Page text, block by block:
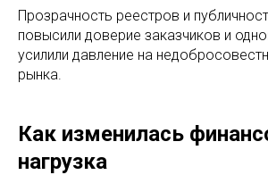
Прозрачность реестров и
повысили доверие заказчиков и
усилили давление на
рынка.
Как изменилась
нагрузка